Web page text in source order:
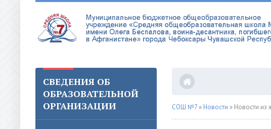
СВЕДЕНИЯ ОБ
ОБРАЗОВАТЕЛЬНОЙ
ОРГАНИЗАЦИИ
СОШ №7 » Новости » Новости